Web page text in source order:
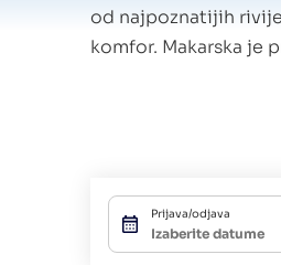
od najpoznatijih
komfor. Makarska je
Prijava/odjava